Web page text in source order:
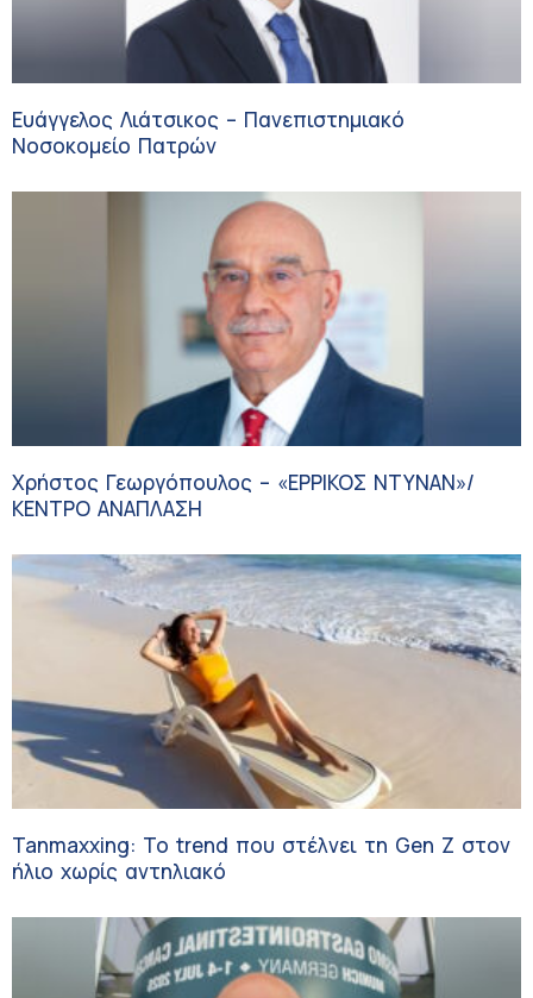
Ευάγγελος Λιάτσικος – Πανεπιστημιακό
Νοσοκομείο Πατρών
Χρήστος Γεωργόπουλος – «ΕΡΡΙΚΟΣ ΝΤΥΝΑΝ»/
ΚΕΝΤΡΟ ΑΝΑΠΛΑΣΗ
Tanmaxxing: To trend που στέλνει τη Gen Z στον
ήλιο χωρίς αντηλιακό